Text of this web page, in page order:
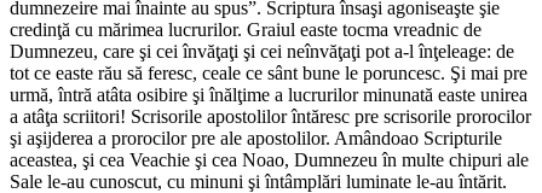
dumnezeire mai înainte au spus”. Scriptura însaşi agoniseaşte şie
credinţă cu mărimea lucrurilor. Graiul easte tocma vreadnic de
Dumnezeu, care şi cei învăţaţi şi cei neînvăţaţi pot a-l înţeleage: de
tot ce easte rău să feresc, ceale ce sânt bune le poruncesc. Şi mai pre
urmă, întră atâta osibire şi înălţime a lucrurilor minunată easte unirea
a atâţa scriitori! Scrisorile apostolilor întăresc pre scrisorile prorocilor
şi aşijderea a prorocilor pre ale apostolilor. Amândoao Scripturile
aceastea, şi cea Veachie şi cea Noao, Dumnezeu în multe chipuri ale
Sale le-au cunoscut, cu minuni şi întâmplări luminate le-au întărit.